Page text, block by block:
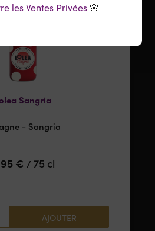
Sangria
- Sangria
€ / 75 cl
AJOUTER
les Ventes Privées 🌸